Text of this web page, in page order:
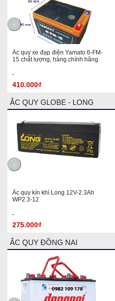
Ắc quy xe đạp điện Yamato 6-FM-
15 chất lượng, hàng chính hãng
410.000₫
‹
ẮC QUY GLOBE - LONG
Ắc quy kín khí Long 12V-2.3Ah
WP2.3-12
275.000₫
‹
ẮC QUY ĐỒNG NAI